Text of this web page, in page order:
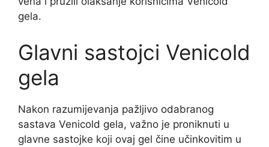
gela.
Glavni sastojci Venicold
gela
Nakon razumijevanja pažljivo odabranog
sastava Venicold gela, važno je proniknuti u
glavne sastojke koji ovaj gel čine učinkovitim u